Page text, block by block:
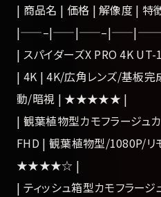
| 商品名 | 価格 | 解像度 | 特
| スパイダーズX PRO 4K
| 4K | 4K/広角レンズ/基板完
動/暗視 | ★★★★★ |
| 観葉植物型カモフラージュ
FHD | 観葉植物型/1080P/
★★★★☆ |
| ティッシュ箱型カモフラー